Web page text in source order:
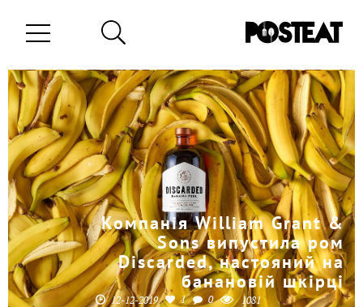
Компанія William Grant &
Sons випустила ром
Discarded, настояний на
банановій шкірці
12-12-2019 1 0 1081